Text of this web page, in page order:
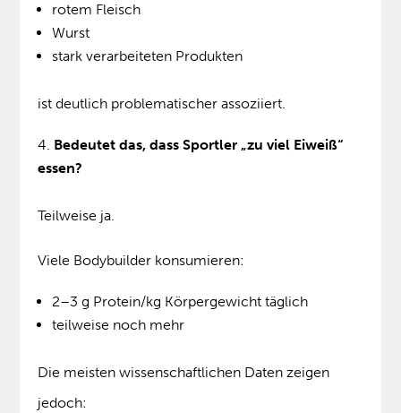
rotem Fleisch
Wurst
stark verarbeiteten Produkten
ist deutlich problematischer assoziiert.
Bedeutet das, dass Sportler „zu viel Eiweiß“
essen?
Teilweise ja.
Viele Bodybuilder konsumieren:
2–3 g Protein/kg Körpergewicht täglich
teilweise noch mehr
Die meisten wissenschaftlichen Daten zeigen
jedoch: